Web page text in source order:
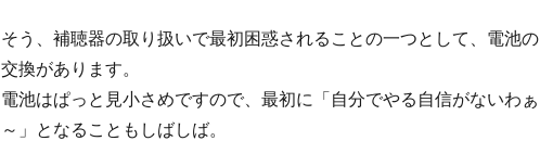
そう、補聴器の取り扱いで最初困惑されることの一つとして、電池の
交換があります。
電池はぱっと見小さめですので、最初に「自分でやる自信がないわぁ
～」となることもしばしば。